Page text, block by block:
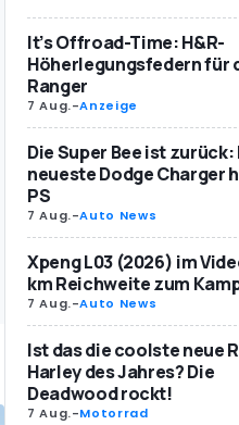
It’s Offroad-Time: H&R-
Höherlegungsfedern für
Ranger
7 Aug.-Anzeige
Die Super Bee ist zurück:
neueste Dodge Charger
PS
7 Aug.-Auto News
Xpeng L03 (2026) im
km Reichweite zum
7 Aug.-Auto News
Ist das die coolste neue
Harley des Jahres? Die
Deadwood rockt!
7 Aug.-Motorrad